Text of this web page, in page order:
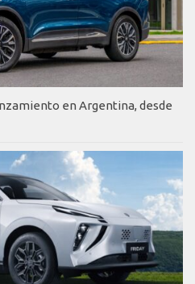
en Argentina, desde